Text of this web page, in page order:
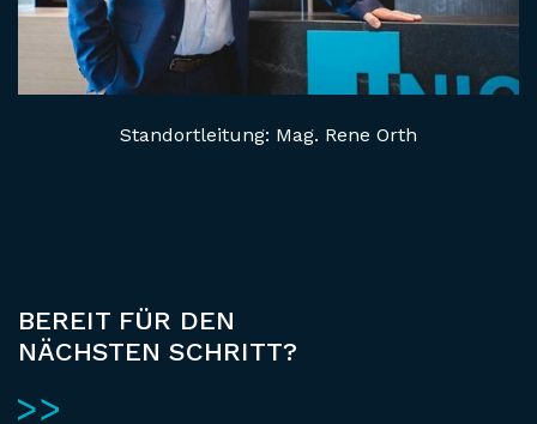
Standortleitung: Mag. Rene Orth
BEREIT FÜR DEN
NÄCHSTEN SCHRITT?